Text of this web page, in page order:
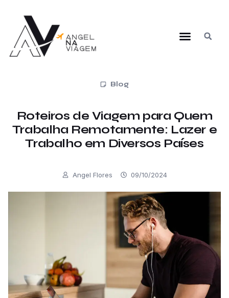
Blog
Roteiros de Viagem para Quem
Trabalha Remotamente: Lazer e
Trabalho em Diversos Países
Angel Flores 09/10/2024